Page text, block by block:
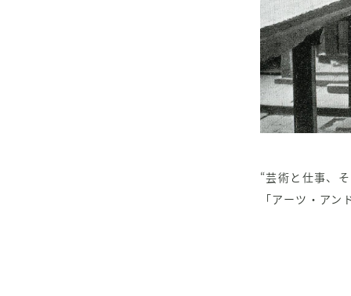
“芸術と仕事、
「アーツ・ア